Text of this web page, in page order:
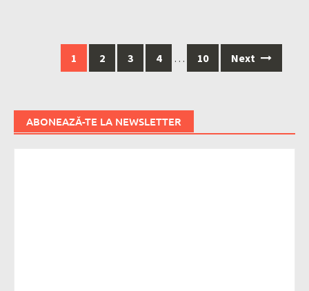
navigation
1 2 3 4 … 10 Next
ABONEAZĂ-TE LA NEWSLETTER